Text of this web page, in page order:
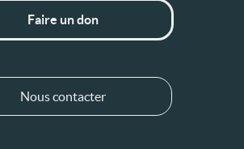
Faire un don
Nous contacter